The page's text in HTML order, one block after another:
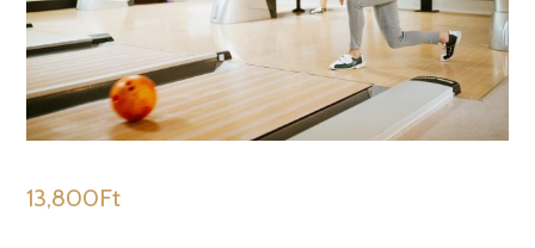
13,800Ft